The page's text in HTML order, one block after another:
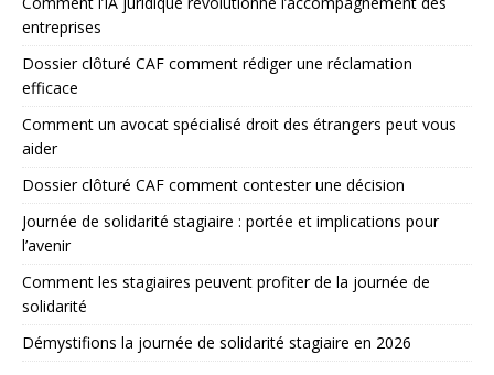
entreprises
Dossier clôturé CAF comment rédiger une réclamation
efficace
Comment un avocat spécialisé droit des étrangers peut vous
aider
Dossier clôturé CAF comment contester une décision
Journée de solidarité stagiaire : portée et implications pour
l’avenir
Comment les stagiaires peuvent profiter de la journée de
solidarité
Démystifions la journée de solidarité stagiaire en 2026